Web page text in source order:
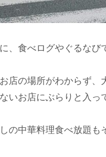
食べログやぐるなびで
店の場所がわからず、
いお店にぶらりと入っ
の中華料理食べ放題も